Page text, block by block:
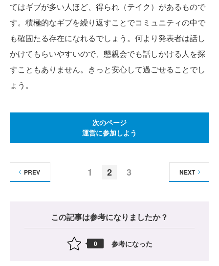
てはギブが多い人ほど、得られ（テイク）があるもので
す。積極的なギブを繰り返すことでコミュニティの中で
も確固たる存在になれるでしょう。何より発表者は話し
かけてもらいやすいので、懇親会でも話しかける人を探
すこともありません。きっと安心して過ごせることでし
ょう。
次のページ
運営に参加しよう
1 2 3
PREV NEXT
この記事は参考になりましたか？
0 参考になった